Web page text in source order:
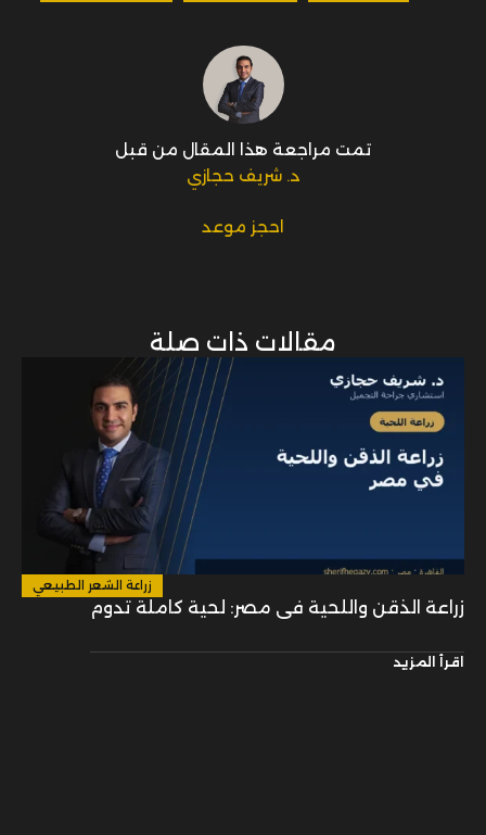
تمت مراجعة هذا المقال من قبل
د. شريف حجازي
احجز موعد
مقالات ذات صلة
زراعة الشعر الطبيعي
زراعة الذقن واللحية في مصر: لحية كاملة تدوم
اقرأ المزيد